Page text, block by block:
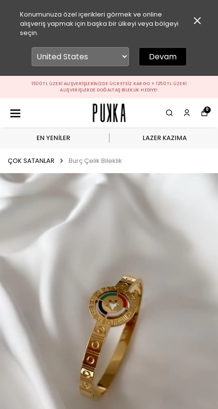
Konumunuza özel içerikleri görmek ve online
alışveriş yapmak için başka bir ülkeyi veya bölgeyi
seçin.
Devam
1500 TL ÜZERI ALIŞVERIŞLERINIZDE ÜCRETSIZ KARGO + 1250 TL ÜZERI
ALIŞVERIŞLERDE DOĞALTAŞ BILEKLIK HEDIYE!
0
EN YENİLER LAZER KAZIMA
ÇOK SATANLAR Burç Çelik Bileklik